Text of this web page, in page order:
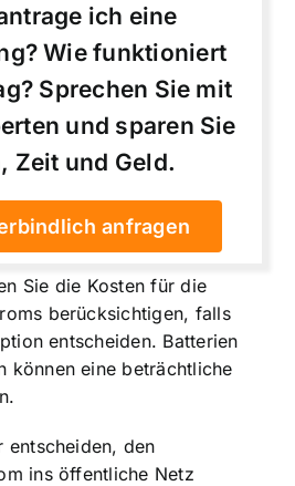
ich eine
Wie funktioniert
Sprechen Sie mit
und sparen Sie
Zeit und Geld.
anfragen
Sie die Kosten für die
berücksichtigen, falls
entscheiden. Batterien
können eine beträchtliche
entscheiden, den
ins öffentliche Netz